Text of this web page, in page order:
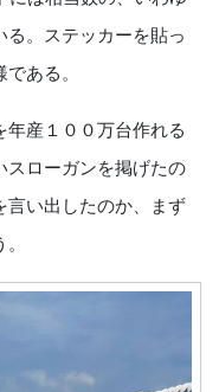
。ステッカーを貼っ
ある。
産１００万台作れる
スローガンを掲げたの
言い出したのか、まず